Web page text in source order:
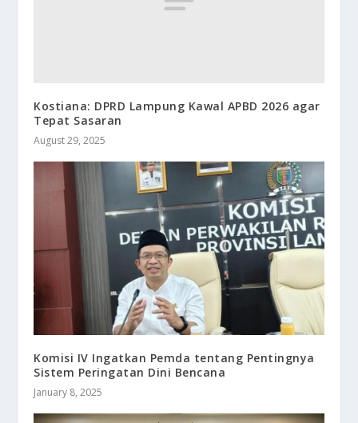
Kostiana: DPRD Lampung Kawal APBD 2026 agar
Tepat Sasaran
August 29, 2025
Komisi IV Ingatkan Pemda tentang Pentingnya
Sistem Peringatan Dini Bencana
January 8, 2025